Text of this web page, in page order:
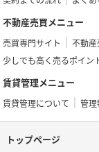
不動産売買メニュー
売買専門サイト 不動
少しでも高く売るポイン
賃貸管理メニュー
賃貸管理について 管
トップページ